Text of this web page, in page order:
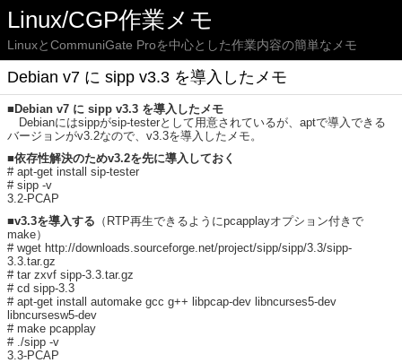
Linux/CGP作業メモ
LinuxとCommuniGate Proを中心とした作業内容の簡単なメモ
Debian v7 に sipp v3.3 を導入したメモ
■Debian v7 に sipp v3.3 を導入したメモ
Debianにはsippがsip-testerとして用意されているが、aptで導入できる
バージョンがv3.2なので、v3.3を導入したメモ。
■依存性解決のためv3.2を先に導入しておく
# apt-get install sip-tester
# sipp -v
3.2-PCAP
■v3.3を導入する （RTP再生できるようにpcapplayオプション付きで
make）
# wget http://downloads.sourceforge.net/project/sipp/sipp/3.3/sipp-
3.3.tar.gz
# tar zxvf sipp-3.3.tar.gz
# cd sipp-3.3
# apt-get install automake gcc g++ libpcap-dev libncurses5-dev
libncursesw5-dev
# make pcapplay
# ./sipp -v
3.3-PCAP